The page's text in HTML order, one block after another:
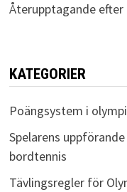
Återupptagande
KATEGORIER
Poängsystem i
Spelarens
bordtennis
Tävlingsregler för